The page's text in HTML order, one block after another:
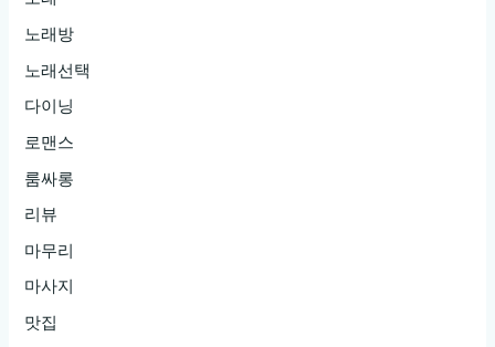
노래방
노래선택
다이닝
로맨스
룸싸롱
리뷰
마무리
마사지
맛집